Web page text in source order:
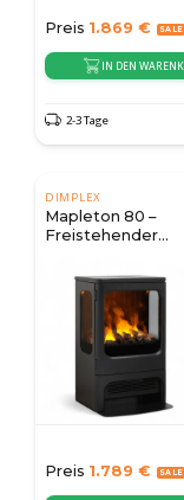
Preis 1.869 €
IN DEN
2-3 Tage
DIMPLEX
Mapleton 80 –
Freistehender
Gusseisen
Preis 1.789 €